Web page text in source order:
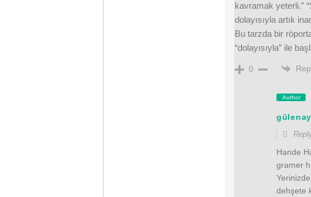
kavramak yeterli.”
dolayısıyla artık
Bu tarzda bir
“dolayısıyla” ile
0
Author
Hande
gramer
dehşete